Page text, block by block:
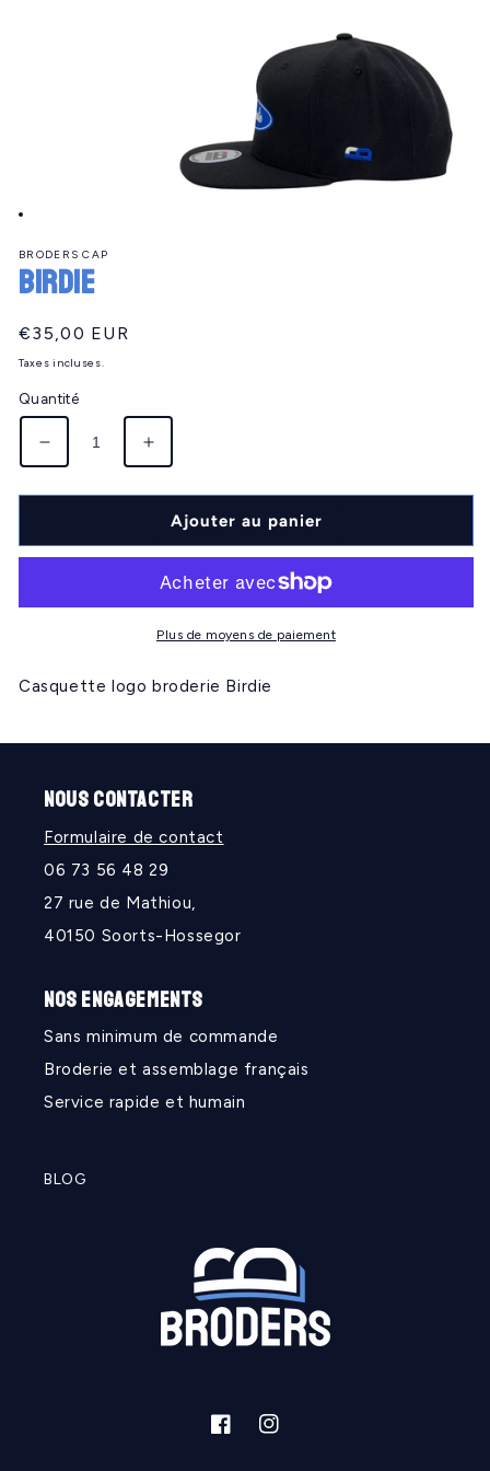
média
1
dans
modale
BRODERS CAP
BIRDIE
Prix
habituel
€35,00 EUR
Taxes incluses.
Quantité
Réduire
la
quantité
BIRDIE
Augmenter
la
quantité
BIRDIE
Ajouter au panier
Plus de moyens de paiement
Casquette logo broderie Birdie
NOUS CONTACTER
Formulaire de contact
06 73 56 48 29
27 rue de Mathiou,
40150 Soorts-Hossegor
NOS ENGAGEMENTS
Sans minimum de commande
Broderie et assemblage français
Service rapide et humain
BLOG
FacebookInstagram